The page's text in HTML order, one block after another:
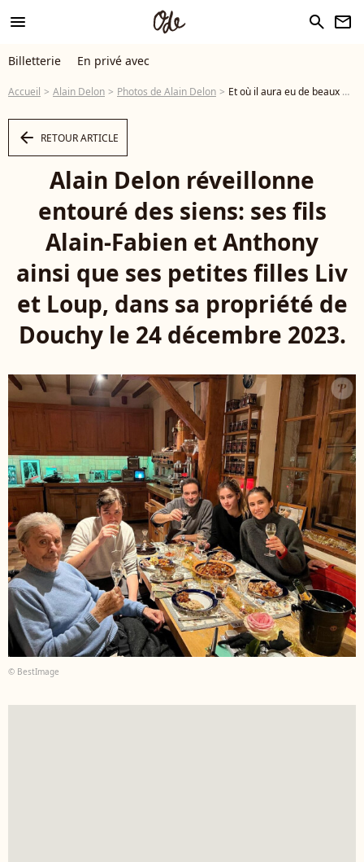
menu search newsletter
Billetterie En privé avec
Accueil Alain Delon Photos de Alain Delon Et où il aura eu de beaux moments avec ses enfants Alain Delon réveillonne entouré des siens: ses fils Alain-Fabien et Anthony ainsi que ses petites filles Liv et Loup, dans sa propriété de Douchy le 24 décembre 2023.© Alain Fabien Delon Instagram via Bestimage - Photo
arrow_left RETOUR ARTICLE
Alain Delon réveillonne
entouré des siens: ses fils
Alain-Fabien et Anthony
ainsi que ses petites filles Liv
et Loup, dans sa propriété de
Douchy le 24 décembre 2023.
© BestImage